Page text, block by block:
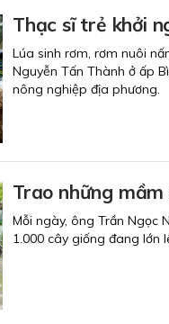
Thạc sĩ trẻ khởi
Lúa sinh rơm, rơm nuôi
Nguyễn Tấn Thành ở ấp
nông nghiệp địa phương.
Trao những mầm
Mỗi ngày, ông Trần Ngọc
1.000 cây giống đang lớn